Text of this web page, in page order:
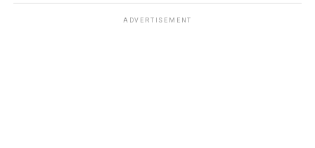
ADVERTISEMENT